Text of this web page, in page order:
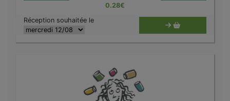
0.28€
Réception souhaitée le